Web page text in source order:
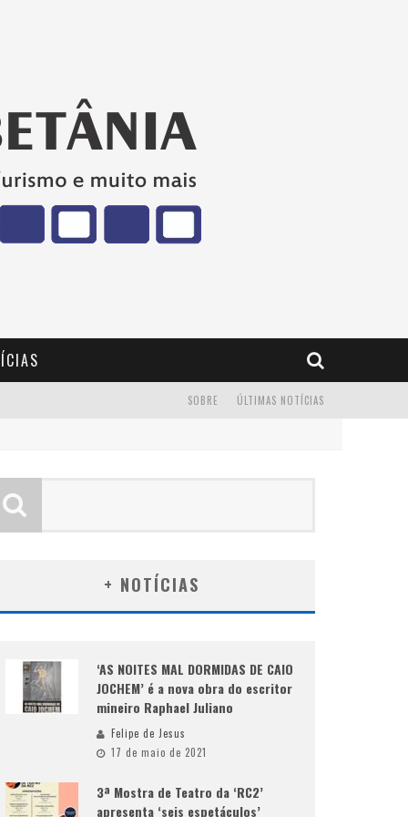
ÚLTIMAS NOTÍCIAS
SOBRE
+ NOTÍCIAS
‘AS NOITES MAL DORMIDAS DE CAIO
JOCHEM’ é a nova obra do escritor
mineiro Raphael Juliano
Felipe de Jesus
17 de maio de 2021
3ª Mostra de Teatro da ‘RC2’
apresenta ‘seis espetáculos’